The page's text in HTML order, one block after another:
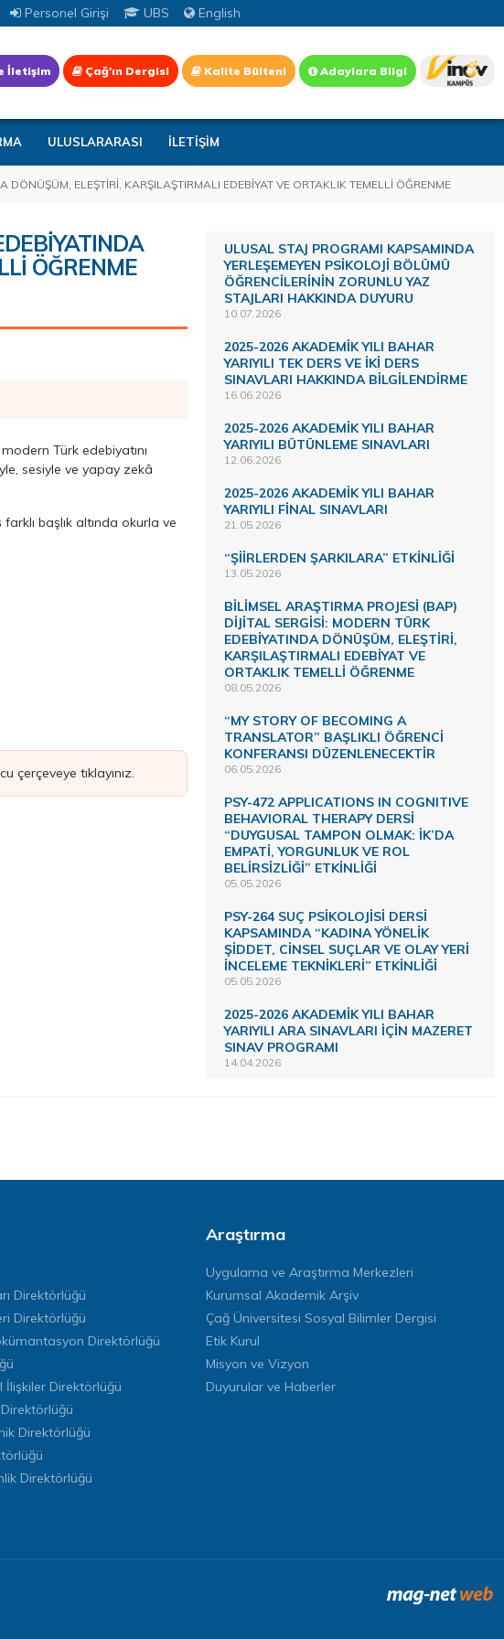
Personel Girişi UBS English
İletişim Çağ'ın Dergisi Kalite Bülteni Adaylara Bilgi
ULUSLARARASI İLETİŞİM
ELEŞTİRİ, KARŞILAŞTIRMALI EDEBİYAT VE ORTAKLIK TEMELLİ ÖĞRENME
ÖĞRENME
Türk edebiyatını
sesiyle ve yapay zekâ
başlık altında okurla ve
tıklayınız.
ULUSAL STAJ PROGRAMI KAPSAMINDA
YERLEŞEMEYEN PSİKOLOJİ BÖLÜMÜ
ÖĞRENCİLERİNİN ZORUNLU YAZ
STAJLARI HAKKINDA DUYURU
10.07.2026
2025-2026 AKADEMİK YILI BAHAR
YARIYILI TEK DERS VE İKİ DERS
SINAVLARI HAKKINDA BİLGİLENDİRME
16.06.2026
2025-2026 AKADEMİK YILI BAHAR
YARIYILI BÜTÜNLEME SINAVLARI
12.06.2026
2025-2026 AKADEMİK YILI BAHAR
YARIYILI FİNAL SINAVLARI
21.05.2026
“ŞİİRLERDEN ŞARKILARA” ETKİNLİĞİ
13.05.2026
BİLİMSEL ARAŞTIRMA PROJESİ (BAP)
DİJİTAL SERGİSİ: MODERN TÜRK
EDEBİYATINDA DÖNÜŞÜM, ELEŞTİRİ,
KARŞILAŞTIRMALI EDEBİYAT VE
ORTAKLIK TEMELLİ ÖĞRENME
08.05.2026
“MY STORY OF BECOMING A
TRANSLATOR” BAŞLIKLI ÖĞRENCİ
KONFERANSI DÜZENLENECEKTİR
06.05.2026
PSY-472 APPLICATIONS IN COGNITIVE
BEHAVIORAL THERAPY DERSİ
“DUYGUSAL TAMPON OLMAK: İK’DA
EMPATİ, YORGUNLUK VE ROL
BELİRSİZLİĞİ” ETKİNLİĞİ
05.05.2026
PSY-264 SUÇ PSİKOLOJİSİ DERSİ
KAPSAMINDA “KADINA YÖNELİK
ŞİDDET, CİNSEL SUÇLAR VE OLAY YERİ
İNCELEME TEKNİKLERİ” ETKİNLİĞİ
05.05.2026
2025-2026 AKADEMİK YILI BAHAR
YARIYILI ARA SINAVLARI İÇİN MAZERET
SINAV PROGRAMI
14.04.2026
Direktörlüğü
Direktörlüğü
Direktörlüğü
İlişkiler Direktörlüğü
Direktörlüğü
Direktörlüğü
Araştırma
Uygulama ve Araştırma Merkezleri
Kurumsal Akademik Arşiv
Çağ Üniversitesi Sosyal Bilimler Dergisi
Etik Kurul
Misyon ve Vizyon
Duyurular ve Haberler